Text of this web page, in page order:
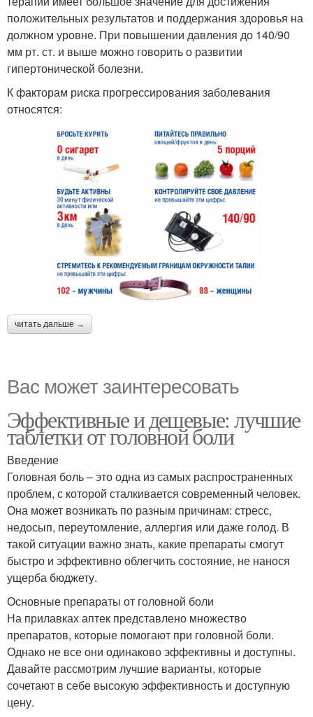
положительных результатов и поддержания здоровья на
должном уровне. При повышении давления до 140/90
мм рт. ст. и выше можно говорить о развитии
гипертонической болезни.
К факторам риска прогрессирования заболевания
относятся:
читать дальше →
Вас может заинтересовать
Эффективные и дешевые: лучшие
таблетки от головной боли
Введение
Головная боль – это одна из самых распространенных
проблем, с которой сталкивается современный человек.
Она может возникать по разным причинам: стресс,
недосып, переутомление, аллергия или даже голод. В
такой ситуации важно знать, какие препараты смогут
быстро и эффективно облегчить состояние, не нанося
ущерба бюджету.
Основные препараты от головной боли
На прилавках аптек представлено множество
препаратов, которые помогают при головной боли.
Однако не все они одинаково эффективны и доступны.
Давайте рассмотрим лучшие варианты, которые
сочетают в себе высокую эффективность и доступную
цену.